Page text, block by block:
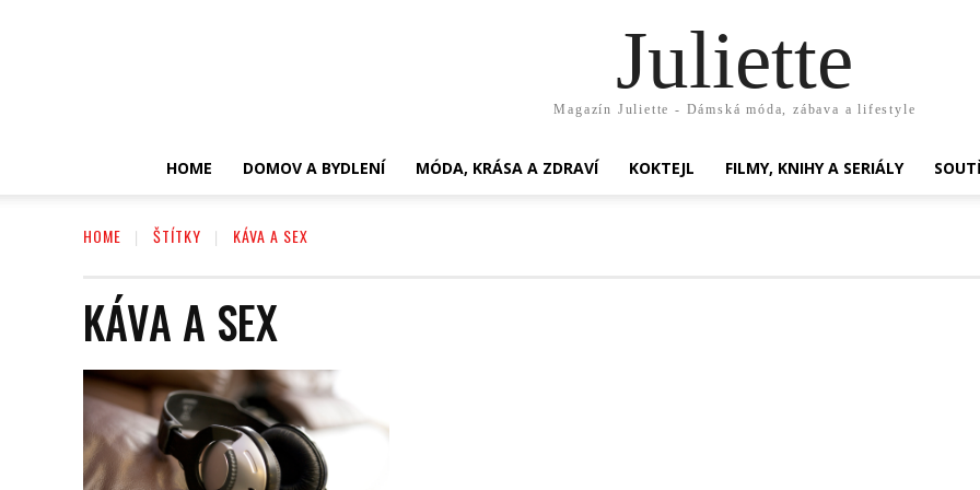
Juliette
Magazín Juliette - Dámská móda, zábava a lifestyle
HOME DOMOV A BYDLENÍ MÓDA, KRÁSA A ZDRAVÍ KOKTEJL FILMY, KNIHY A SERIÁLY
HOME ŠTÍTKY KÁVA A SEX
KÁVA A SEX